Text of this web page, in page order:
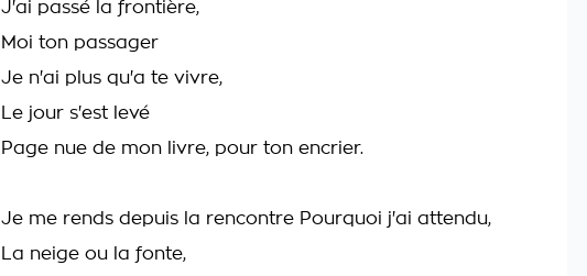
J'ai passé la frontière,
Moi ton passager
Je n'ai plus qu'a te vivre,
Le jour s'est levé
Page nue de mon livre, pour ton encrier.
Je me rends depuis la rencontre Pourquoi j'ai attendu,
La neige ou la fonte,